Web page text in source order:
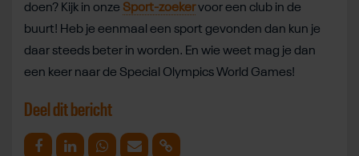
doen? Kijk in onze Sport-zoekervoor een club in de
buurt! Heb je eenmaal een sport gevonden dan kun je
daar steeds beter in worden. En wie weet mag je dan
een keer naar de Special Olympics World Games!
Deel dit bericht
Deel op Facebook
Deel op LinkedinDeel op Whatsapp
Mail link Kopieer link